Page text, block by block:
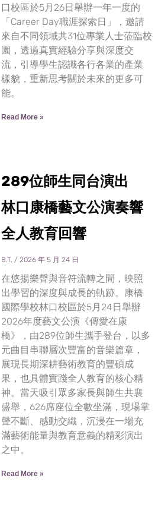
口校區於5月26日舉辦一年一度的
「Career Day職涯探索日」，邀請
來自不同領域共31位專業人士蒞臨校
園，透過真實經驗分享與深度交
流，引導學生認識各行各業的產業
樣貌，重新思考關於未來的更多可
能。
Read More »
289位師生同台演出
林口康橋藝文公演奏響
全人教育回響
B.T. 2026 年 5 月 24 日
在悠揚樂聲與音符流轉之間，映照
出學習的深度與成長的軌跡。康橋
國際學校林口校區於5月24日舉辦
2026年度藝文公演《傳愛在康
橋》，由289位師生攜手登台，以多
元曲目串聯層次豐富的音樂篇章，
展現長期深耕藝術教育的豐碩成
果，也具體實踐全人教育的核心精
神。當天吸引眾多家長與師生共襄
盛舉，626席座位全數坐滿，現場掌
聲不斷、感動交織，沉浸在一場充
滿藝術能量與教育意義的精彩演出
之中。
Read More »